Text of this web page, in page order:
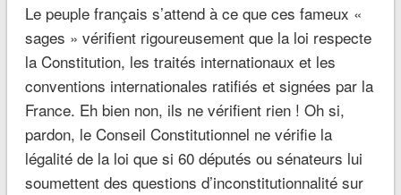
Le peuple français s’attend à ce que ces fameux «
sages » vérifient rigoureusement que la loi respecte
la Constitution, les traités internationaux et les
conventions internationales ratifiés et signées par la
France. Eh bien non, ils ne vérifient rien ! Oh si,
pardon, le Conseil Constitutionnel ne vérifie la
légalité de la loi que si 60 députés ou sénateurs lui
soumettent des questions d’inconstitutionnalité sur